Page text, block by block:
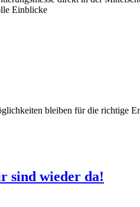
Einblicke
bleiben für die richtige
sind wieder da!